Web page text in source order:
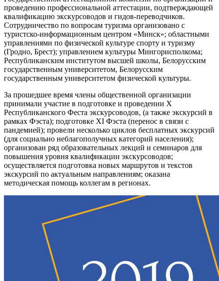
проведению профессиональной аттестации, подтверждающей
квалификацию экскурсоводов и гидов-переводчиков.
Сотрудничество по вопросам туризма организовано с
туристско-информационным центром «Минск»; областными
управлениями по физической культуре спорту и туризму
(Гродно, Брест); управлением культуры Мингорисполкома;
Республиканским институтом высшей школы, Белорусским
государственным университетом, Белорусским
государственным университетом физической культуры.
За прошедшее время члены общественной организации
принимали участие в подготовке и проведении Х
Республиканского Феста экскурсоводов, (а также экскурсий в
рамках Фэста); подготовке XI Фэста (перенос в связи с
пандемией); провели несколько циклов бесплатных экскурсий
(для социально неблагополучных категорий населения);
организован ряд образовательных лекций и семинаров для
повышения уровня квалификации экскурсоводов;
осуществляется подготовка новых маршрутов и текстов
экскурсий по актуальным направлениям; оказана
методическая помощь коллегам в регионах.